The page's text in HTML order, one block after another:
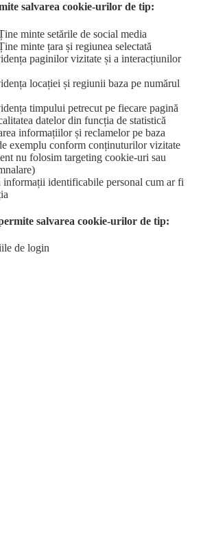
salvarea cookie-urilor de tip:
minte setările de social media
minte țara și regiunea selectată
paginilor vizitate și a interacțiunilor
locației și regiunii baza pe numărul
timpului petrecut pe fiecare pagină
datelor din funcția de statistică
informațiilor și reclamelor pe baza
exemplu conform conținuturilor vizitate
nu folosim targeting cookie-uri sau
informații identificabile personal cum ar fi
salvarea cookie-urilor de tip:
de login